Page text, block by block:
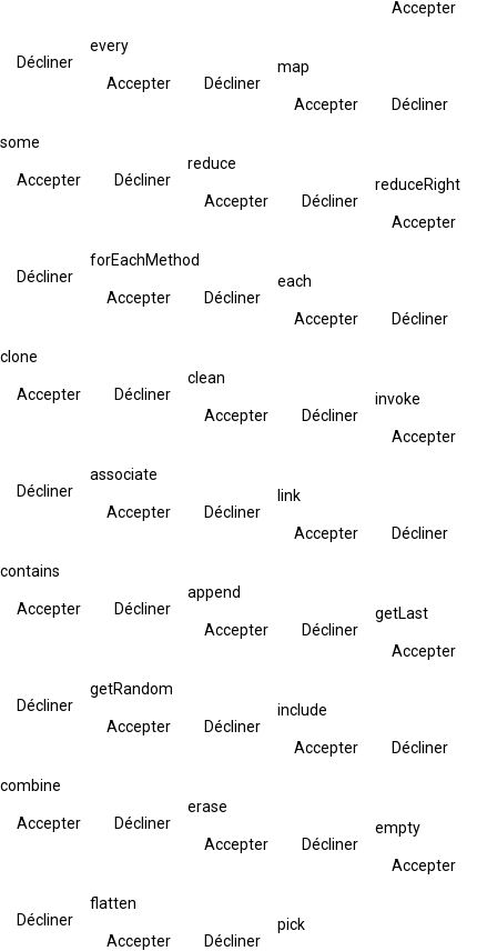
Accepter
Décliner
every
Accepter Décliner
map
Accepter Décliner
some
Accepter Décliner
reduce
Accepter Décliner
reduceRight
Accepter
Décliner
forEachMethod
Accepter Décliner
each
Accepter Décliner
clone
Accepter Décliner
clean
Accepter Décliner
invoke
Accepter
Décliner
associate
Accepter Décliner
link
Accepter Décliner
contains
Accepter Décliner
append
Accepter Décliner
getLast
Accepter
Décliner
getRandom
Accepter Décliner
include
Accepter Décliner
combine
Accepter Décliner
erase
Accepter Décliner
empty
Accepter
Décliner
flatten
Accepter Décliner
pick